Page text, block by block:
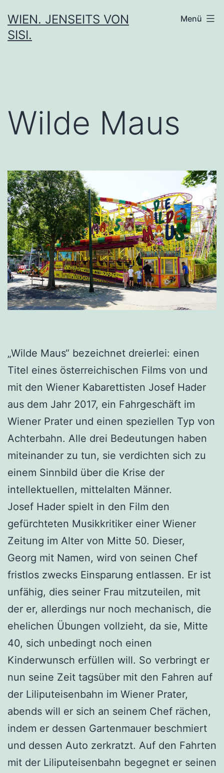
Inhalt
springen
WIEN. JENSEITS VON
SISI.
Menü
Wilde Maus
„Wilde Maus“ bezeichnet dreierlei: einen
Titel eines österreichischen Films von und
mit den Wiener Kabarettisten Josef Hader
aus dem Jahr 2017, ein Fahrgeschäft im
Wiener Prater und einen speziellen Typ von
Achterbahn. Alle drei Bedeutungen haben
miteinander zu tun, sie verdichten sich zu
einem Sinnbild über die Krise der
intellektuellen, mittelalten Männer.
Josef Hader spielt in den Film den
gefürchteten Musikkritiker einer Wiener
Zeitung im Alter von Mitte 50. Dieser,
Georg mit Namen, wird von seinen Chef
fristlos zwecks Einsparung entlassen. Er ist
unfähig, dies seiner Frau mitzuteilen, mit
der er, allerdings nur noch mechanisch, die
ehelichen Übungen vollzieht, da sie, Mitte
40, sich unbedingt noch einen
Kinderwunsch erfüllen will. So verbringt er
nun seine Zeit tagsüber mit den Fahren auf
der Liliputeisenbahn im Wiener Prater,
abends will er sich an seinem Chef rächen,
indem er dessen Gartenmauer beschmiert
und dessen Auto zerkratzt. Auf den Fahrten
mit der Liliputeisenbahn begegnet er seinen